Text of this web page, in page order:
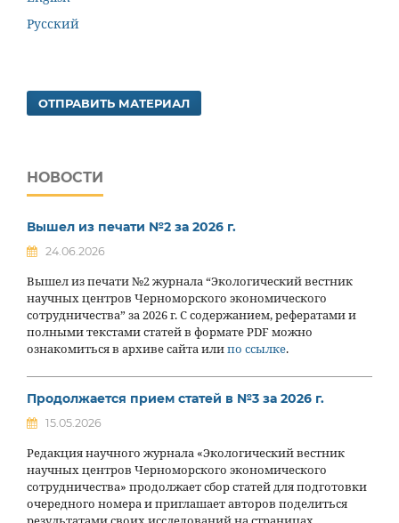
Русский
ОТПРАВИТЬ МАТЕРИАЛ
НОВОСТИ
Вышел из печати №2 за 2026 г.
24.06.2026
Вышел из печати №2 журнала “Экологический вестник
научных центров Черноморского экономического
сотрудничества” за 2026 г. С содержанием, рефератами и
полными текстами статей в формате PDF можно
ознакомиться в архиве сайта илипо ссылке.
Продолжается прием статей в №3 за 2026 г.
15.05.2026
Редакция научного журнала «Экологический вестник
научных центров Черноморского экономического
сотрудничества» продолжает сбор статей для подготовки
очередного номера и приглашает авторов поделиться